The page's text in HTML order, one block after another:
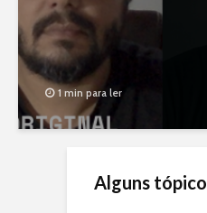
1 min para ler
Alguns